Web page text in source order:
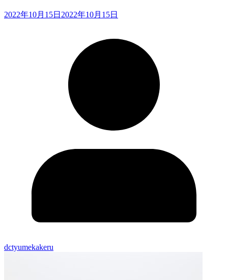
2022年10月15日 2022年10月15日
dctyumekakeru